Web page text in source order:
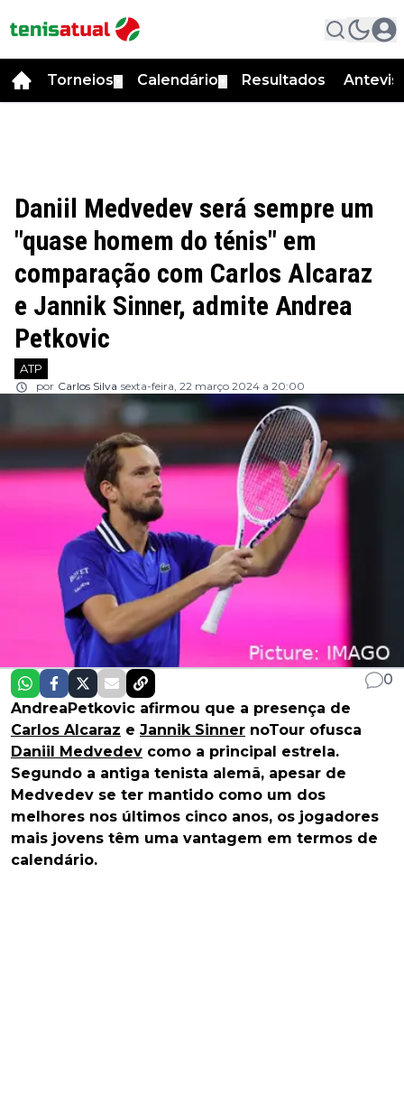
Torneios Calendário Resultados
Daniil Medvedev será sempre um
"quase homem do ténis" em
comparação com Carlos Alcaraz
e Jannik Sinner, admite Andrea
Petkovic
ATP
por Carlos Silva sexta-feira, 22 março 2024 a 20:00
0
AndreaPetkovic afirmou que a presença de
Carlos Alcaraz e Jannik Sinner noTour ofusca
Daniil Medvedev como a principal estrela.
Segundo a antiga tenista alemã, apesar de
Medvedev se ter mantido como um dos
melhores nos últimos cinco anos, os jogadores
mais jovens têm uma vantagem em termos de
calendário.